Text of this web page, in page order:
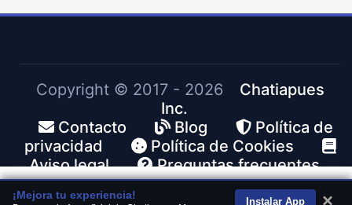
¡Mejora tu experiencia! Instalar App ×
Copyright © 2017 - 2026
Chatiapues
Inc.
Contacto
Blog
Política de
privacidad
Política de Cookies
Aviso legal
Preguntas frecuentes